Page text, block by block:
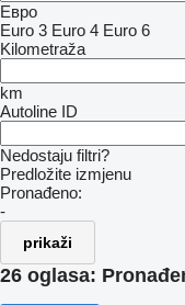
Евро
Euro 3 Euro 4 Euro 6
Kilometraža
km
Autoline ID
Nedostaju filtri?
Predložite izmjenu
Pronađeno:
-
prikaži
26 oglasa: